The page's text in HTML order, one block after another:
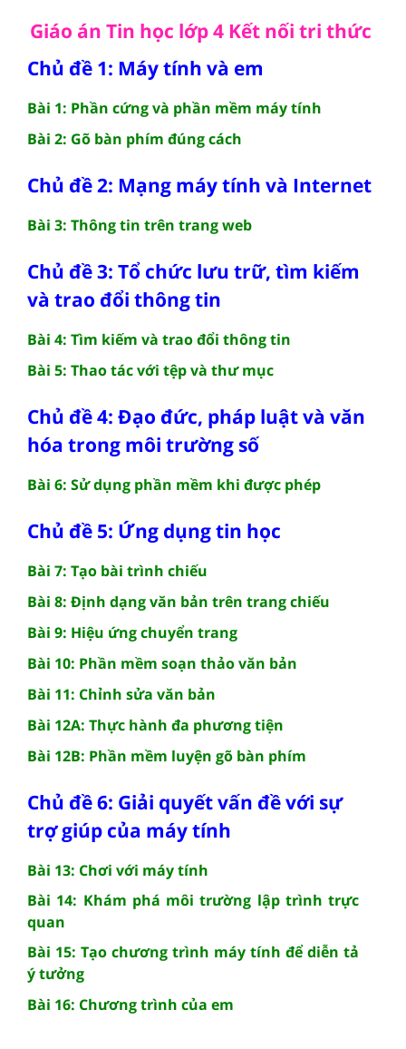
Giáo án Tin học lớp 4 Kết nối tri thức
Chủ đề 1: Máy tính và em
Bài 1: Phần cứng và phần mềm máy tính
Bài 2: Gõ bàn phím đúng cách
Chủ đề 2: Mạng máy tính và Internet
Bài 3: Thông tin trên trang web
Chủ đề 3: Tổ chức lưu trữ, tìm kiếm
và trao đổi thông tin
Bài 4: Tìm kiếm và trao đổi thông tin
Bài 5: Thao tác với tệp và thư mục
Chủ đề 4: Đạo đức, pháp luật và văn
hóa trong môi trường số
Bài 6: Sử dụng phần mềm khi được phép
Chủ đề 5: Ứng dụng tin học
Bài 7: Tạo bài trình chiếu
Bài 8: Định dạng văn bản trên trang chiếu
Bài 9: Hiệu ứng chuyển trang
Bài 10: Phần mềm soạn thảo văn bản
Bài 11: Chỉnh sửa văn bản
Bài 12A: Thực hành đa phương tiện
Bài 12B: Phần mềm luyện gõ bàn phím
Chủ đề 6: Giải quyết vấn đề với sự
trợ giúp của máy tính
Bài 13: Chơi với máy tính
Bài 14: Khám phá môi trường lập trình trực
quan
Bài 15: Tạo chương trình máy tính để diễn tả
ý tưởng
Bài 16: Chương trình của em